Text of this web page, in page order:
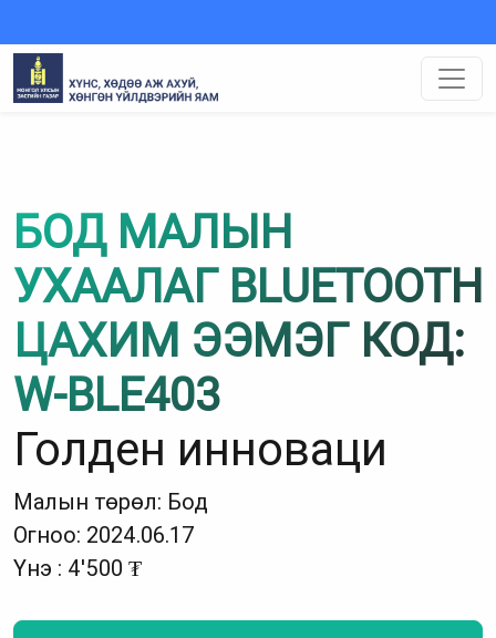
БОД МАЛЫН
УХААЛАГ BLUETOOTH
ЦАХИМ ЭЭМЭГ КОД:
W-BLE403
Голден инноваци
Малын төрөл: Бод
Огноо: 2024.06.17
Үнэ : 4'500 ₮